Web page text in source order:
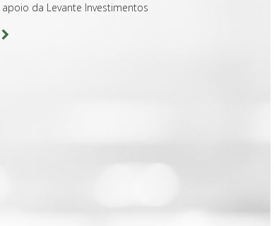
apoio da Levante Investimentos